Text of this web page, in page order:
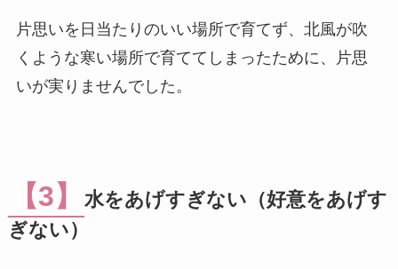
片思いを日当たりのいい場所で育てず、北風が吹
くような寒い場所で育ててしまったために、片思
いが実りませんでした。
【3】
水をあげすぎない（好意をあげす
ぎない）